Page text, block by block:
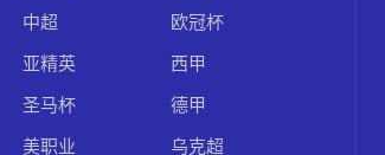
中超 欧冠杯
亚精英 西甲
圣马杯 德甲
美职业 乌克超